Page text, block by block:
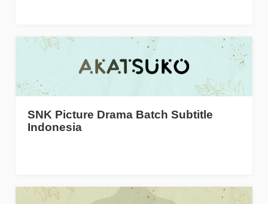
SNK Picture Drama Batch Subtitle
Indonesia